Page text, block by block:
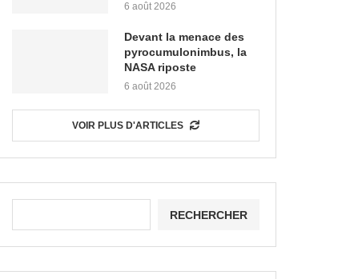
6 août 2026
Devant la menace des
pyrocumulonimbus, la
NASA riposte
6 août 2026
VOIR PLUS D'ARTICLES
RECHERCHER